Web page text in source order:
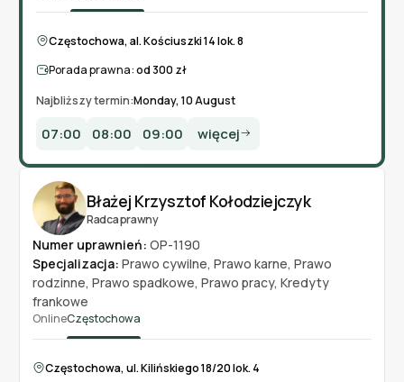
Częstochowa, al. Kościuszki 14 lok. 8
Porada prawna:od 300 zł
Najbliższy termin:Monday, 10 August
07:00 08:00 09:00 więcej
Radca prawny
Błażej Krzysztof Kołodziejczyk
Numer uprawnień: OP-1190
Specjalizacja: Prawo cywilne, Prawo karne, Prawo
rodzinne, Prawo spadkowe, Prawo pracy, Kredyty
frankowe
OnlineCzęstochowa
Częstochowa, ul. Kilińskiego 18/20 lok. 4